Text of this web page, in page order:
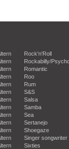
Rock'n'Roll
Rockabilly/
Romantic
Roo
Rum
S&S
Salsa
Samba
Sea
Sertanejo
Shoegaze
Singer songwriter
Sixties